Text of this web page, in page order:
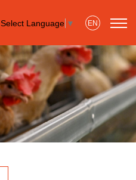
Select Language ▼ EN